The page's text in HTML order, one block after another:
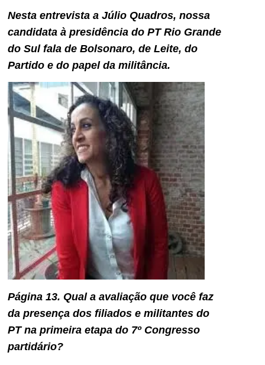
Nesta entrevista a Júlio Quadros, nossa
candidata à presidência do PT Rio Grande
do Sul fala de Bolsonaro, de Leite, do
Partido e do papel da militância.
Página 13. Qual a avaliação que você faz
da presença dos filiados e militantes do
PT na primeira etapa do 7º Congresso
partidário?